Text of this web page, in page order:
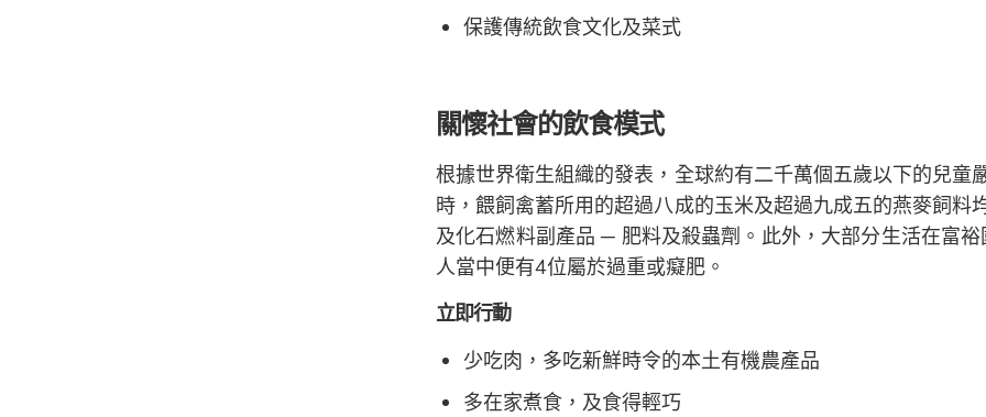
保護傳統飲食文化及菜式
關懷社會的飲食模式
根據世界衛生組織的發表，全球約有二千萬個五歲以下的兒童
時，餵飼禽蓄所用的超過八成的玉米及超過九成五的燕麥飼料
及化石燃料副產品 ─ 肥料及殺蟲劑。此外，大部分生活在富
人當中便有4位屬於過重或癡肥。
立即行動
少吃肉，多吃新鮮時令的本土有機農產品
多在家煮食，及食得輕巧